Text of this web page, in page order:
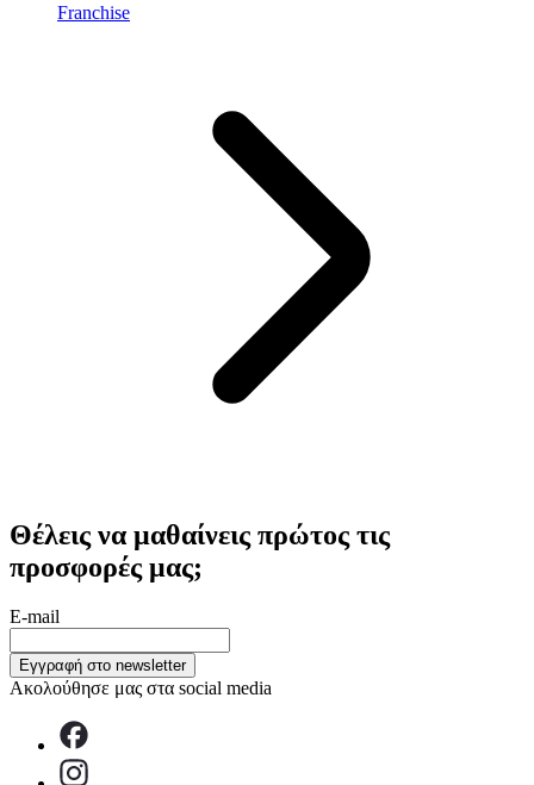
Franchise
Θέλεις να μαθαίνεις πρώτος τις
προσφορές μας;
E-mail
Εγγραφή στο newsletter
Ακολούθησε μας στα social media